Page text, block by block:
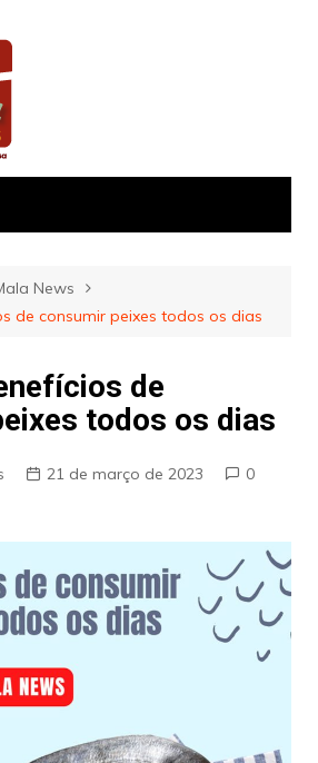
News
de consumir peixes todos os dias
de
todos os dias
21 de março de 2023
0